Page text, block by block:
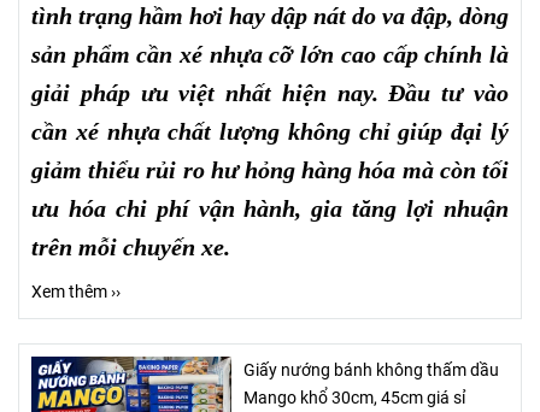
tình trạng hầm hơi hay dập nát do va đập, dòng
sản phẩm cần xé nhựa cỡ lớn cao cấp chính là
giải pháp ưu việt nhất hiện nay. Đầu tư vào
cần xé nhựa chất lượng không chỉ giúp đại lý
giảm thiểu rủi ro hư hỏng hàng hóa mà còn tối
ưu hóa chi phí vận hành, gia tăng lợi nhuận
trên mỗi chuyến xe.
Xem thêm ››
Giấy nướng bánh không thấm dầu
Mango khổ 30cm, 45cm giá sỉ